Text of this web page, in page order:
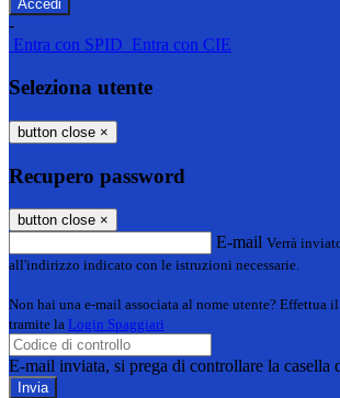
-
Entra con SPID Entra con CIE
Seleziona utente
button close ×
Recupero password
button close ×
E-mail Verrà
all'indirizzo indicato con le istruzioni necessarie.
Non hai una e-mail associata al nome utente? Effettua
tramite la Login Spaggiari
E-mail inviata, si prega di controllare la casella